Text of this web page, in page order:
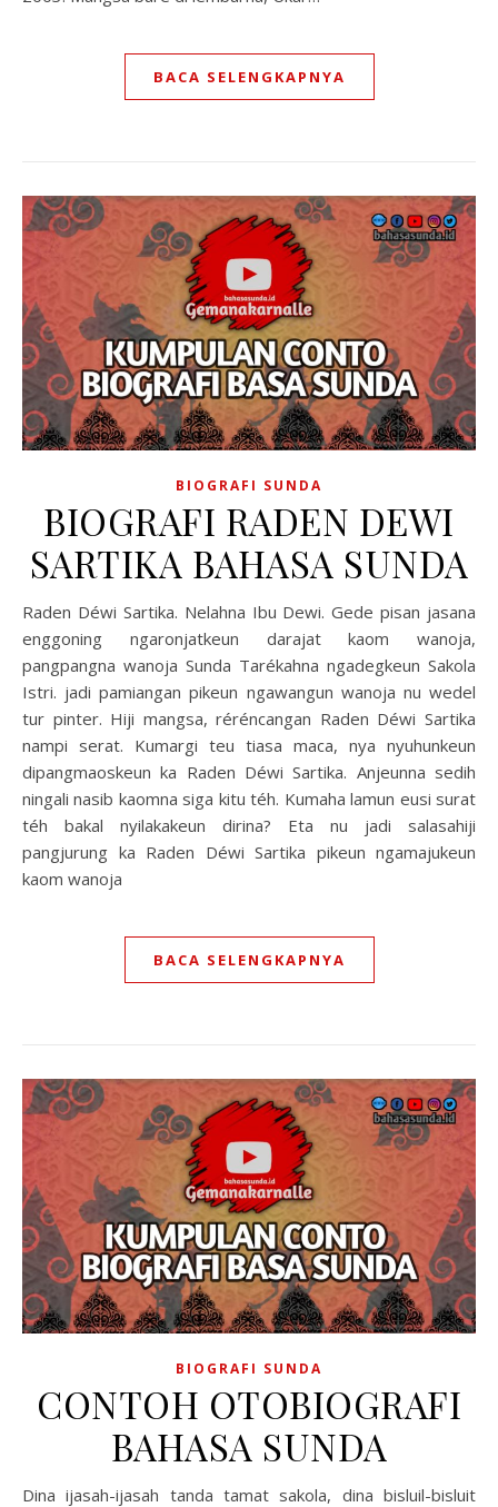
BACA SELENGKAPNYA
BIOGRAFI SUNDA
BIOGRAFI RADEN DEWI
SARTIKA BAHASA SUNDA
Raden Déwi Sartika. Nelahna Ibu Dewi. Gede pisan jasana
enggoning ngaronjatkeun darajat kaom wanoja,
pangpangna wanoja Sunda Tarékahna ngadegkeun Sakola
Istri. jadi pamiangan pikeun ngawangun wanoja nu wedel
tur pinter. Hiji mangsa, réréncangan Raden Déwi Sartika
nampi serat. Kumargi teu tiasa maca, nya nyuhunkeun
dipangmaoskeun ka Raden Déwi Sartika. Anjeunna sedih
ningali nasib kaomna siga kitu téh. Kumaha lamun eusi surat
téh bakal nyilakakeun dirina? Eta nu jadi salasahiji
pangjurung ka Raden Déwi Sartika pikeun ngamajukeun
kaom wanoja
BACA SELENGKAPNYA
BIOGRAFI SUNDA
CONTOH OTOBIOGRAFI
BAHASA SUNDA
Dina ijasah-ijasah tanda tamat sakola, dina bisluil-bisluit